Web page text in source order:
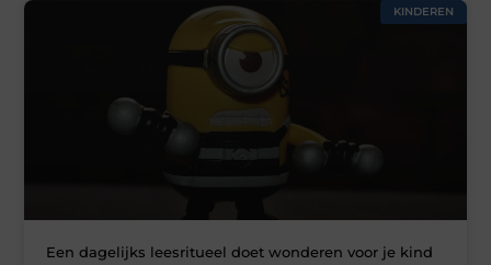
KINDEREN
Een dagelijks leesritueel doet wonderen voor je kind